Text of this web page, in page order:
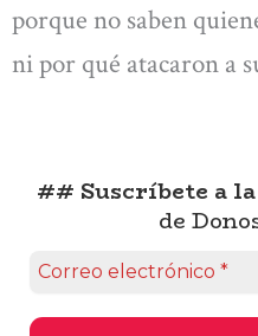
porque no saben
ni por qué atacaron a
## Suscríbete a
de